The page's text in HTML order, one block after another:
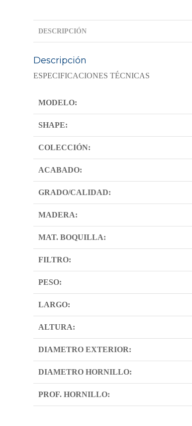
DESCRIPCIÓN
Descripción
ESPECIFICACIONES TÉCNICAS
MODELO:
SHAPE:
COLECCIÓN:
ACABADO:
GRADO/CALIDAD:
MADERA:
MAT. BOQUILLA:
FILTRO:
PESO:
LARGO:
ALTURA:
DIAMETRO EXTERIOR:
DIAMETRO HORNILLO:
PROF. HORNILLO: